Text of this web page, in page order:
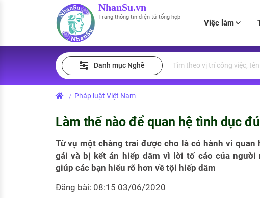
NhanSu.vn
Trang thông tin điện tử tổng hợp
Việc làm
Tìm việc làm
Việc làm tốt nhất
Quản lý CV
Mẫu CV đơn giản
Mẫu CV hiện đại
Tính lương Gross - Net
PHÁP LUẬT VIỆT NAM
Văn bản pháp luật
Chính sách mới
Lao động và tiền lương
Bảo hiểm và phúc lợi
Thuế thu nhập
Danh mục Nghề
/ Pháp luật Việt Nam
Làm thế nào để quan hệ tình dục
Từ vụ một chàng trai được cho là có hành vi quan
gái và bị kết án hiếp dâm vì lời tố cáo của người
giúp các bạn hiểu rõ hơn về tội hiếp dâm
Đăng bài: 08:15 03/06/2020